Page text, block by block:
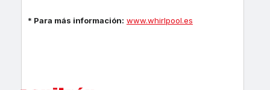
* Para más información: www.whirlpool.es